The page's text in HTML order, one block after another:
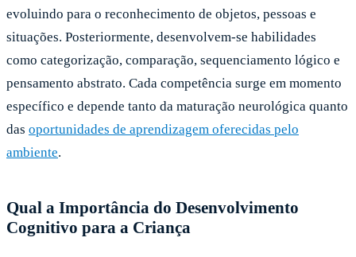
evoluindo para o reconhecimento de objetos, pessoas e
situações. Posteriormente, desenvolvem-se habilidades
como categorização, comparação, sequenciamento lógico e
pensamento abstrato. Cada competência surge em momento
específico e depende tanto da maturação neurológica quanto
das oportunidades de aprendizagem oferecidas pelo
ambiente.
Qual a Importância do Desenvolvimento
Cognitivo para a Criança